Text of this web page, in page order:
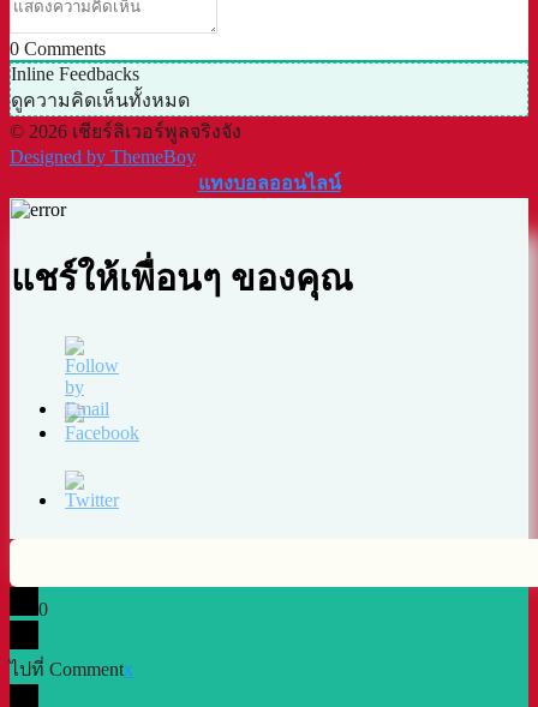
0 Comments
Inline Feedbacks
ดูความคิดเห็นทั้งหมด
© 2026 เชียร์ลิเวอร์พูลจริงจัง
Designed by ThemeBoy
แทงบอลออนไลน์
แชร์ให้เพื่อนๆ ของคุณ
0
ไปที่ Commentx